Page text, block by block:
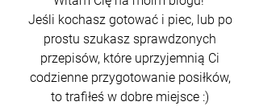
Jeśli kochasz gotować i piec, lub po
prostu szukasz sprawdzonych
przepisów, które uprzyjemnią Ci
codzienne przygotowanie posiłków,
to trafiłeś w dobre miejsce :)